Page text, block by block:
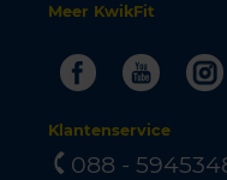
Meer KwikFit
Facebook
Klantenservice
088 -